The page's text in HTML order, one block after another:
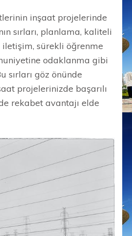
inşaat projelerinde
sırları, planlama, kaliteli
iletişim, sürekli öğrenme
odaklanma gibi
sırları göz önünde
projelerinizde başarılı
rekabet avantajı elde